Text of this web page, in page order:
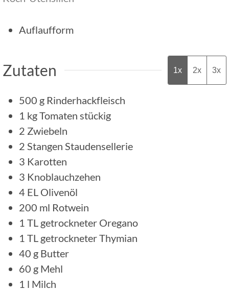
Auflaufform
Zutaten 1x 2x 3x
500 g Rinderhackfleisch
1 kgTomaten stückig
2 Zwiebeln
2 Stangen Staudensellerie
3 Karotten
3 Knoblauchzehen
4 EL Olivenöl
200 ml Rotwein
1 TL getrockneter Oregano
1 TL getrockneter Thymian
40 g Butter
60 g Mehl
1 l Milch